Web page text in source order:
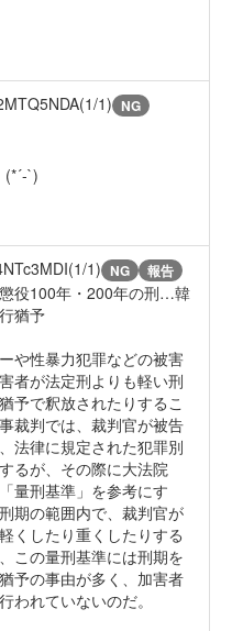
1) NG
`)
1) NG 報告
役100年・200年の刑…韓
猶予
や性暴力犯罪などの被害
者が法定刑よりも軽い刑
予で釈放されたりするこ
裁判では、裁判官が被告
法律に規定された犯罪別
るが、その際に大法院
量刑基準」を参考にす
期の範囲内で、裁判官が
くしたり重くしたりする
この量刑基準には刑期を
予の事由が多く、加害者
われていないのだ。